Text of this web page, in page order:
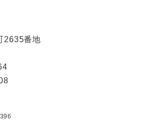
2635番地